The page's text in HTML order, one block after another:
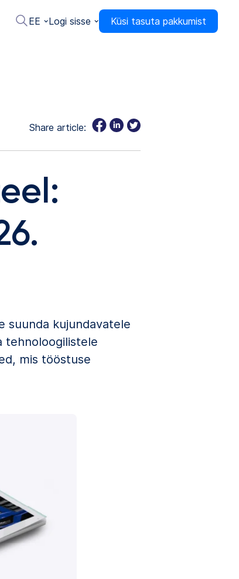
EE Logi sisse Küsi tasuta pakkumist
Share article:
suunda kujundavatele
tehnoloogilistele
mis tööstuse